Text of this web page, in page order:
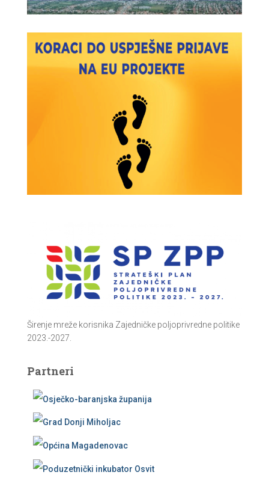
Širenje mreže korisnika Zajedničke poljoprivredne politike
2023.-2027.
Partneri